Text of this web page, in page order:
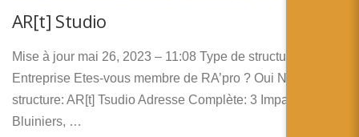
AR[t] Studio
Mise à jour mai 26, 2023 – 11:08 Type de structure:
Entreprise Etes-vous membre de RA’pro ? Oui Nom de la
structure: AR[t] Tsudio Adresse Complète: 3 Impasse des
Bluiniers, …